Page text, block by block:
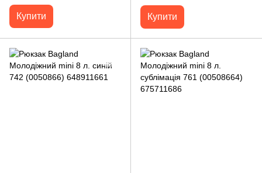
Купити Купити